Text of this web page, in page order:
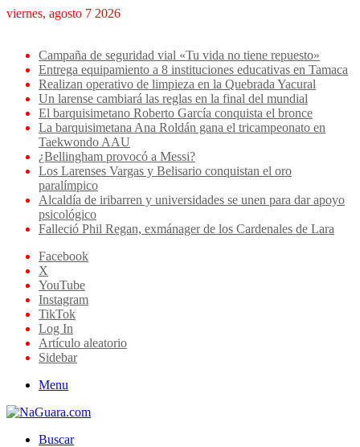
viernes, agosto 7 2026
Campaña de seguridad vial «Tu vida no tiene repuesto»
Entrega equipamiento a 8 instituciones educativas en Tamaca
Realizan operativo de limpieza en la Quebrada Yacural
Un larense cambiará las reglas en la final del mundial
El barquisimetano Roberto García conquista el bronce
La barquisimetana Ana Roldán gana el tricampeonato en
Taekwondo AAU
¿Bellingham provocó a Messi?
Los Larenses Vargas y Belisario conquistan el oro
paralímpico
Alcaldía de iribarren y universidades se unen para dar apoyo
psicológico
Falleció Phil Regan, exmánager de los Cardenales de Lara
Facebook
X
YouTube
Instagram
TikTok
Log In
Artículo aleatorio
Sidebar
Menu
Buscar